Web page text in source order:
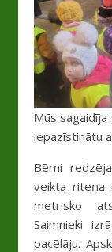
Mūs
iepazīstinātu
Bērni
veikta riteņa
metrisko
Saimnieki
pacēlāju.